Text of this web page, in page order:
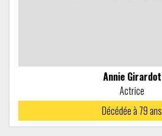
Annie Girardot
Actrice
Décédée à 79 ans